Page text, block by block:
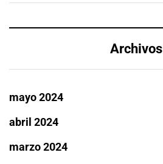
Archivos
mayo 2024
abril 2024
marzo 2024